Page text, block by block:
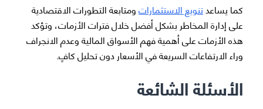
كما يساعدتنويع الاستثماراتومتابعة التطورات الاقتصادية
على إدارة المخاطر بشكل أفضل خلال فترات الأزمات، وتؤكد
هذه الأزمات على أهمية فهم الأسواق المالية وعدم الانجراف
وراء الارتفاعات السريعة في الأسعار دون تحليل كافٍ.
الأسئلة الشائعة